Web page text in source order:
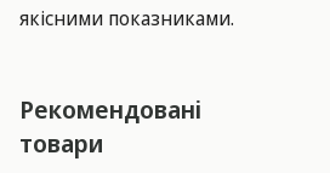
якісними показниками.
Рекомендовані
товари